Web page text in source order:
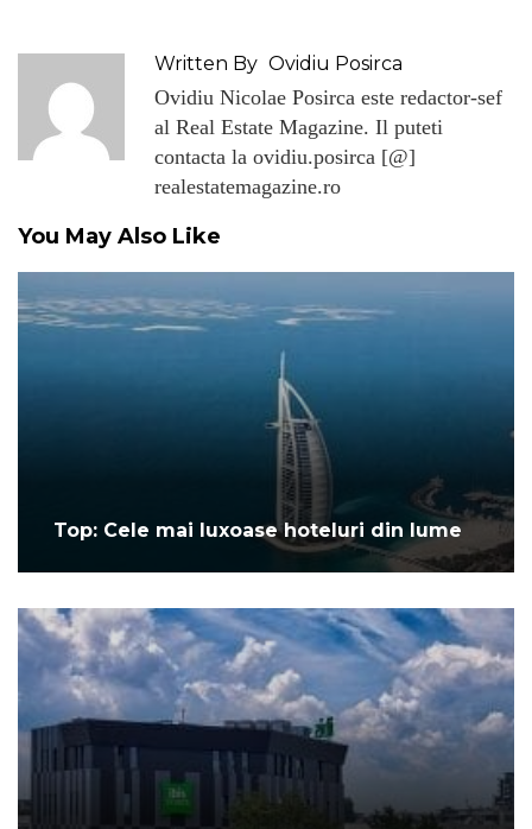
Written By Ovidiu Posirca
Ovidiu Nicolae Posirca este redactor-sef
al Real Estate Magazine. Il puteti
contacta la ovidiu.posirca [@]
realestatemagazine.ro
You May Also Like
Top: Cele mai luxoase hoteluri din lume